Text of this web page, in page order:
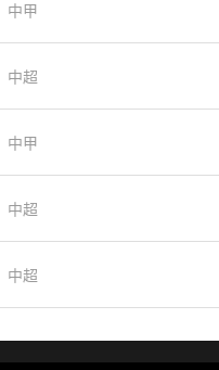
中甲
中超
中甲
中超
中超